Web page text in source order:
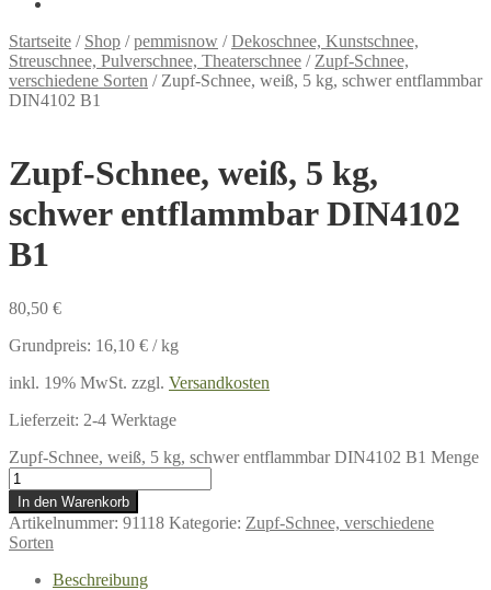
Startseite / Shop /pemmisnow /Dekoschnee, Kunstschnee,
Streuschnee, Pulverschnee, Theaterschnee / Zupf-Schnee,
verschiedene Sorten / Zupf-Schnee, weiß, 5 kg, schwer entflammbar
DIN4102 B1
Zupf-Schnee, weiß, 5 kg,
schwer entflammbar DIN4102
B1
80,50 €
Grundpreis: 16,10 € /kg
inkl. 19% MwSt. zzgl. Versandkosten
Lieferzeit: 2-4 Werktage
Zupf-Schnee, weiß, 5 kg, schwer entflammbar DIN4102 B1 Menge
In den Warenkorb
Artikelnummer: 91118 Kategorie: Zupf-Schnee, verschiedene
Sorten
Beschreibung